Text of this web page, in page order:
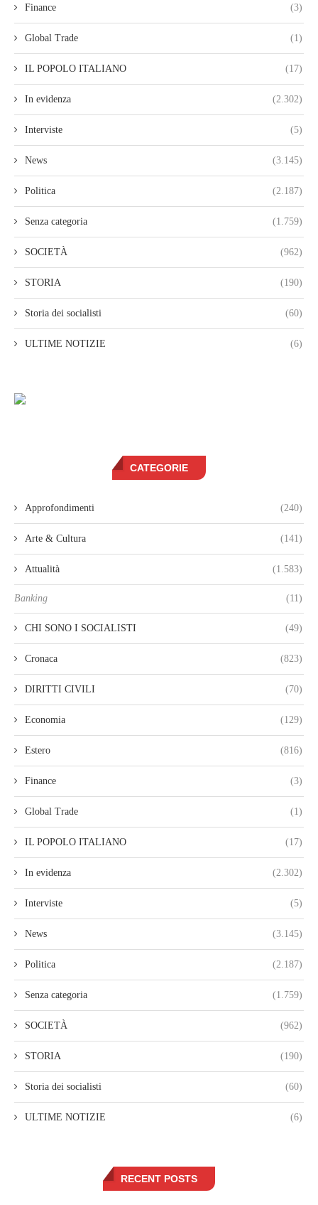
Finance (3)
Global Trade (1)
IL POPOLO ITALIANO (17)
In evidenza (2.302)
Interviste (5)
News (3.145)
Politica (2.187)
Senza categoria (1.759)
SOCIETÀ (962)
STORIA (190)
Storia dei socialisti (60)
ULTIME NOTIZIE (6)
CATEGORIE
Approfondimenti (240)
Arte & Cultura (141)
Attualità (1.583)
Banking (11)
CHI SONO I SOCIALISTI (49)
Cronaca (823)
DIRITTI CIVILI (70)
Economia (129)
Estero (816)
Finance (3)
Global Trade (1)
IL POPOLO ITALIANO (17)
In evidenza (2.302)
Interviste (5)
News (3.145)
Politica (2.187)
Senza categoria (1.759)
SOCIETÀ (962)
STORIA (190)
Storia dei socialisti (60)
ULTIME NOTIZIE (6)
RECENT POSTS